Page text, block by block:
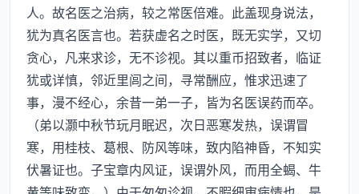
人。故名医之治病，较之常医倍难。此盖现身说法，
犹为真名医言也。若获虚名之时医，既无实学，又切
贪心，凡来求诊，无不诊视。其以重币招致者，临证
犹或详慎，邻近里闾之间，寻常酬应，惟求迅速了
事，漫不经心，余昔一弟一子，皆为名医误药而卒。
（弟以灏中秋节玩月眠迟，次日恶寒发热，误谓冒
寒，用桂枝、葛根、防风等味，致内陷神昏，不知实
伏暑证也。子宝章内风证，误谓外风，而用全蝎、牛